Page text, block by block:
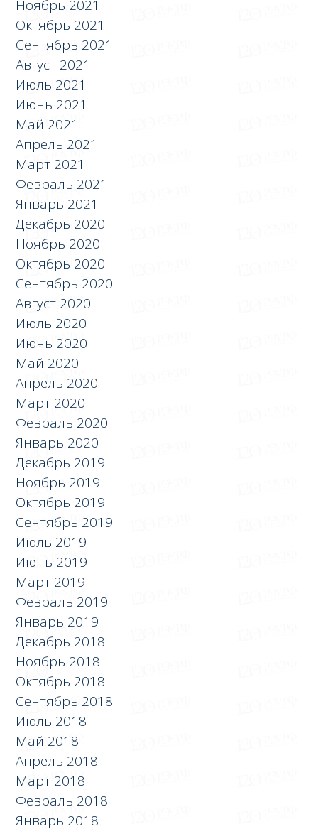
Ноябрь 2021
Октябрь 2021
Сентябрь 2021
Август 2021
Июль 2021
Июнь 2021
Май 2021
Апрель 2021
Март 2021
Февраль 2021
Январь 2021
Декабрь 2020
Ноябрь 2020
Октябрь 2020
Сентябрь 2020
Август 2020
Июль 2020
Июнь 2020
Май 2020
Апрель 2020
Март 2020
Февраль 2020
Январь 2020
Декабрь 2019
Ноябрь 2019
Октябрь 2019
Сентябрь 2019
Июль 2019
Июнь 2019
Март 2019
Февраль 2019
Январь 2019
Декабрь 2018
Ноябрь 2018
Октябрь 2018
Сентябрь 2018
Июль 2018
Май 2018
Апрель 2018
Март 2018
Февраль 2018
Январь 2018